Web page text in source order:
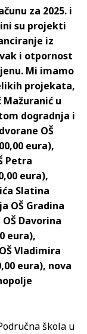
za 2025. i
su projekti
iz
i otpornost
Mi imamo
projekata,
Mažuranić u
dogradnja i
OŠ
eura),
Petra
eura),
Slatina
OŠ Gradina
Davorina
eura),
Vladimira
eura), nova
škola u